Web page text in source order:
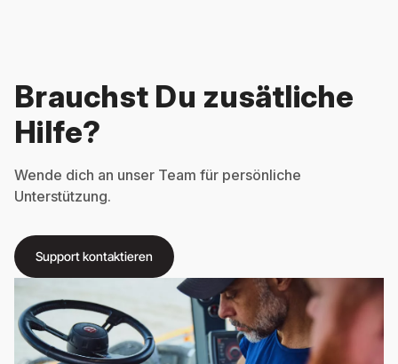
Brauchst Du zusätliche
Hilfe?
Wende dich an unser Team für persönliche
Unterstützung.
Support kontaktieren